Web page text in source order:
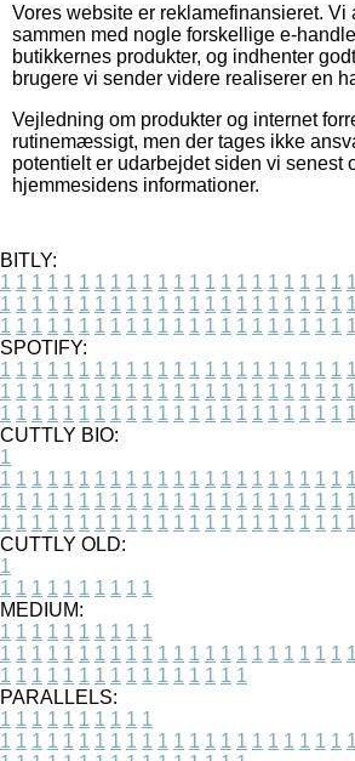
Vores website er reklamefinansieret.
sammen med nogle forskellige e-
butikkernes produkter, og indhenter
brugere vi sender videre realiserer en
Vejledning om produkter og internet
rutinemæssigt, men der tages ikke
potentielt er udarbejdet siden vi senest
hjemmesidens informationer.
BITLY:
1 1 1 1 1 1 1 1 1 1 1 1 1 1 1 1 1 1 1 1 1 1 1
1 1 1 1 1 1 1 1 1 1 1 1 1 1 1 1 1 1 1 1 1 1 1
1 1 1 1 1 1 1 1 1 1 1 1 1 1 1 1 1 1 1 1 1 1 1
SPOTIFY:
1 1 1 1 1 1 1 1 1 1 1 1 1 1 1 1 1 1 1 1 1 1 1
1 1 1 1 1 1 1 1 1 1 1 1 1 1 1 1 1 1 1 1 1 1 1
1 1 1 1 1 1 1 1 1 1 1 1 1 1 1 1 1 1 1 1 1 1 1
CUTTLY BIO:
1
1 1 1 1 1 1 1 1 1 1 1 1 1 1 1 1 1 1 1 1 1 1 1
1 1 1 1 1 1 1 1 1 1 1 1 1 1 1 1 1 1 1 1 1 1 1
1 1 1 1 1 1 1 1 1 1 1 1 1 1 1 1 1 1 1 1 1 1 1
CUTTLY OLD:
1
1 1 1 1 1 1 1 1 1 1
MEDIUM:
1 1 1 1 1 1 1 1 1 1
1 1 1 1 1 1 1 1 1 1 1 1 1 1 1 1 1 1 1 1 1 1 1
1 1 1 1 1 1 1 1 1 1 1 1 1 1 1 1
PARALLELS:
1 1 1 1 1 1 1 1 1 1
1 1 1 1 1 1 1 1 1 1 1 1 1 1 1 1 1 1 1 1 1 1 1